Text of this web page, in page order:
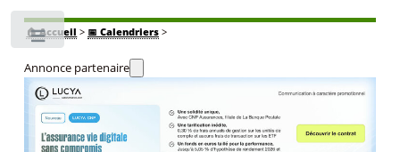
🏠Accueil > 📅 Calendriers>
Annonce partenaire
Toggle